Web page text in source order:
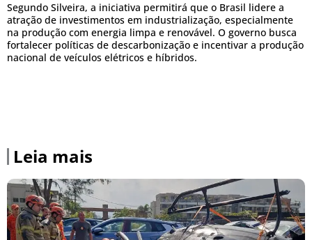
Segundo Silveira, a iniciativa permitirá que o Brasil lidere a
atração de investimentos em industrialização, especialmente
na produção com energia limpa e renovável. O governo busca
fortalecer políticas de descarbonização e incentivar a produção
nacional de veículos elétricos e híbridos.
Leia mais